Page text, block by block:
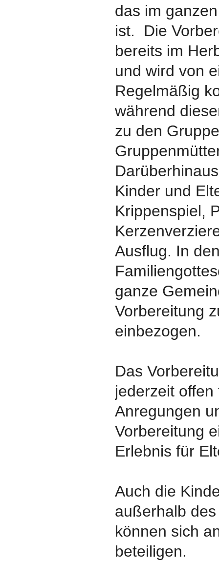
das im
ist. Die
bereits im
und wird von
Regelmäßig
während
zu den
Kinder und
Krippenspiel,
Ausflug. In
ganze
Vorbereitung
einbezogen.
Das
jederzeit offen
Anregungen
Vorbereitung
Erlebnis für
Auch die
außerhalb
können sich
beteiligen.